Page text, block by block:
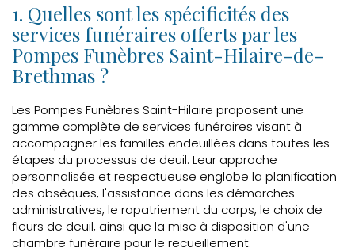
1. Quelles sont les spécificités des
services funéraires offerts par les
Pompes Funèbres Saint-Hilaire-de-
Brethmas ?
Les Pompes Funèbres Saint-Hilaire proposent une
gamme complète de services funéraires visant à
accompagner les familles endeuillées dans toutes les
étapes du processus de deuil. Leur approche
personnalisée et respectueuse englobe la planification
des obsèques, l'assistance dans les démarches
administratives, le rapatriement du corps, le choix de
fleurs de deuil, ainsi que la mise à disposition d'une
chambre funéraire pour le recueillement.